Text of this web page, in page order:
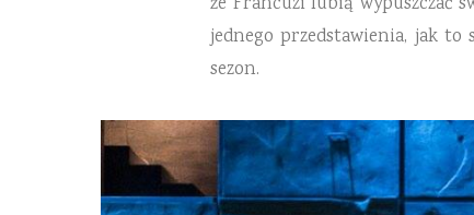
jednego przedstawienia, jak to
sezon.